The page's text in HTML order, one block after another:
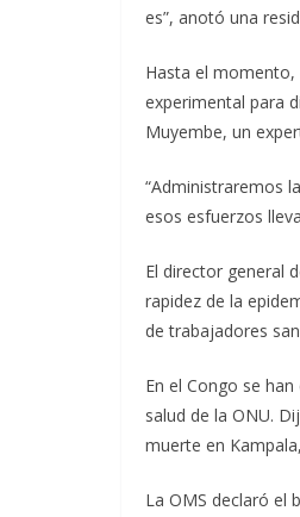
es”, anotó una
Hasta el momento,
experimental para
Muyembe, un
“Administraremos
esos esfuerzos
El director general
rapidez de la
de trabajadores
En el Congo se
salud de la ONU.
muerte en
La OMS declaró el